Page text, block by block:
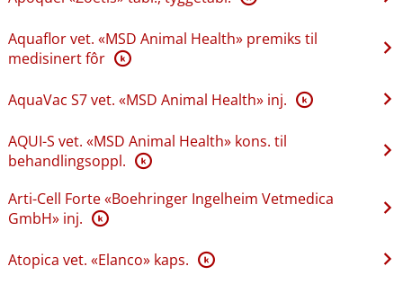
Aquaflor vet. «MSD Animal Health» premiks til
medisinert fôr K
AquaVac S7 vet. «MSD Animal Health» inj. K
AQUI-S vet. «MSD Animal Health» kons. til
behandlingsoppl. K
Arti-Cell Forte «Boehringer Ingelheim Vetmedica
GmbH» inj. K
Atopica vet. «Elanco» kaps. K